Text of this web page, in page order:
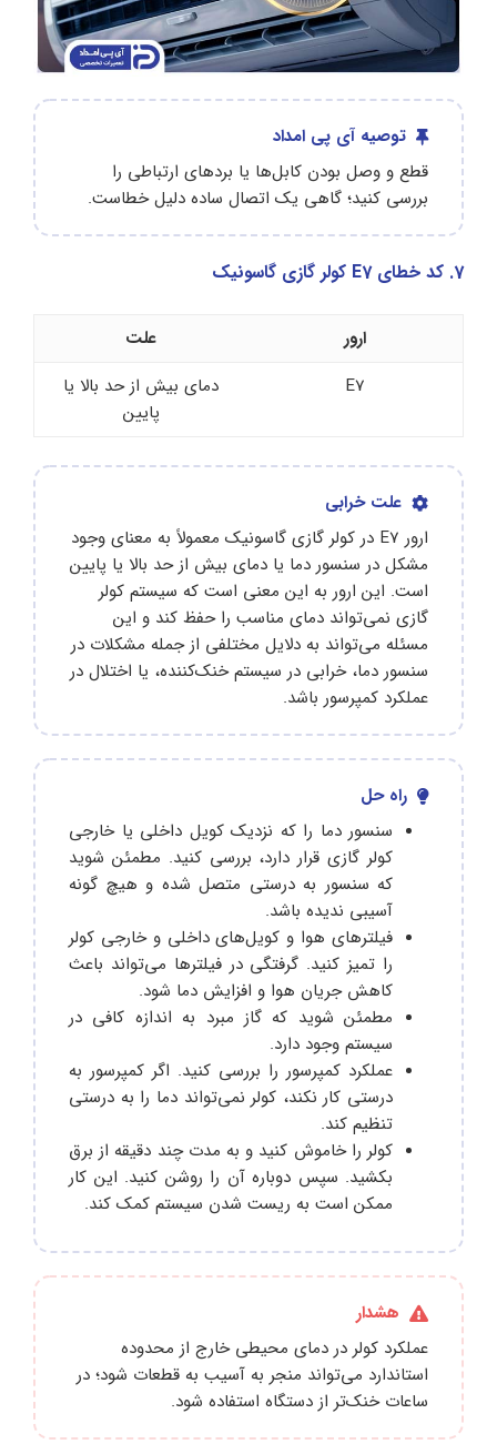
توصیه آی پی امداد
قطع و وصل بودن کابل‌ها یا بردهای ارتباطی را
بررسی کنید؛ گاهی یک اتصال ساده دلیل خطاست.
7. کد خطای E7 کولر گازی گاسونیک
ارور
علت
E7
دمای بیش از حد بالا یا
پایین
علت خرابی
ارور E7 در کولر گازی گاسونیک معمولاً به معنای وجود
مشکل در سنسور دما یا دمای بیش از حد بالا یا پایین
است. این ارور به این معنی است که سیستم کولر
گازی نمی‌تواند دمای مناسب را حفظ کند و این
مسئله می‌تواند به دلایل مختلفی از جمله مشکلات در
سنسور دما، خرابی در سیستم خنک‌کننده، یا اختلال در
عملکرد کمپرسور باشد.
راه حل
سنسور دما را که نزدیک کویل داخلی یا خارجی
کولر گازی قرار دارد، بررسی کنید. مطمئن شوید
که سنسور به درستی متصل شده و هیچ گونه
آسیبی ندیده باشد.
فیلترهای هوا و کویل‌های داخلی و خارجی کولر
را تمیز کنید. گرفتگی در فیلترها می‌تواند باعث
کاهش جریان هوا و افزایش دما شود.
مطمئن شوید که گاز مبرد به اندازه کافی در
سیستم وجود دارد.
عملکرد کمپرسور را بررسی کنید. اگر کمپرسور به
درستی کار نکند، کولر نمی‌تواند دما را به درستی
تنظیم کند.
کولر را خاموش کنید و به مدت چند دقیقه از برق
بکشید. سپس دوباره آن را روشن کنید. این کار
ممکن است به ریست شدن سیستم کمک کند.
هشدار
عملکرد کولر در دمای محیطی خارج از محدوده
استاندارد می‌تواند منجر به آسیب به قطعات شود؛ در
ساعات خنک‌تر از دستگاه استفاده شود.